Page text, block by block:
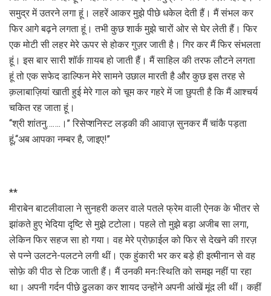
समुद्र में उतरने लगा हूं। लहरें आकर मुझे पीछे धकेल देती हैं। मैं संभल कर
फिर आगे बढ़ने लगता हूं। तभी कुछ शार्क मुझे चारों ओर से घेर लेती हैं। फिर
एक मोटी सी लहर मेरे ऊपर से होकर गुज़र जाती है। गिर कर मैं फिर संभलता
हूं। इस बार सारी शॉर्क ग़ायब हो जाती हैं। मैं साहिल की तरफ लौटने लगता
हूं तो एक सफेद डाल्फिन मेरे सामने उछाल मारती है और कुछ इस तरह से
क़लाबाज़ियां खाती हुई मेरे गाल को चूम कर गहरे में जा छुपती है कि मैं आश्चर्य
चकित रह जाता हूं।
‘‘श्री शांतनु…….।’’ रिसेप्शनिस्ट लड़की की आवाज़ सुनकर मैं चांकै पड़ता
हूं,‘‘अब आपका नम्बर है, जाइए!’’
**
मीराबेन बाटलीवाला ने सुनहरी कलर वाले पतले फ्रेम वाली ऐनक के भीतर से
झांकते हुए भेदिया दृष्टि से मुझे टटोला। पहले तो मुझे बड़ा अजीब सा लगा,
लेकिन फिर सहज सा हो गया। वह मेरे प्रोफ़ाईल को फिर से देखने की ग़रज़
से पन्ने उलटने-पलटने लगी थीं। एक हुंकारी भर कर बड़े ही इत्मीनान से वह
सोफ़े की पीठ से टिक जाती हैं। मैं उनकी मनःस्थिति को समझ नहीं पा रहा
था। अपनी गर्दन पीछे ढुलका कर शायद उन्होंने अपनी आंखें मूंद ली थीं। कहीं